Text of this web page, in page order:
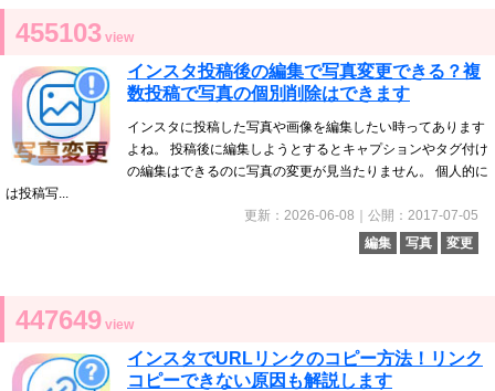
455103 view
インスタ投稿後の編集で写真変更できる？複
数投稿で写真の個別削除はできます
インスタに投稿した写真や画像を編集したい時ってあります
よね。 投稿後に編集しようとするとキャプションやタグ付け
の編集はできるのに写真の変更が見当たりません。 個人的に
は投稿写...
更新：2026-06-08｜公開：2017-07-05
編集
写真 変更
447649 view
インスタでURLリンクのコピー方法！リンク
コピーできない原因も解説します